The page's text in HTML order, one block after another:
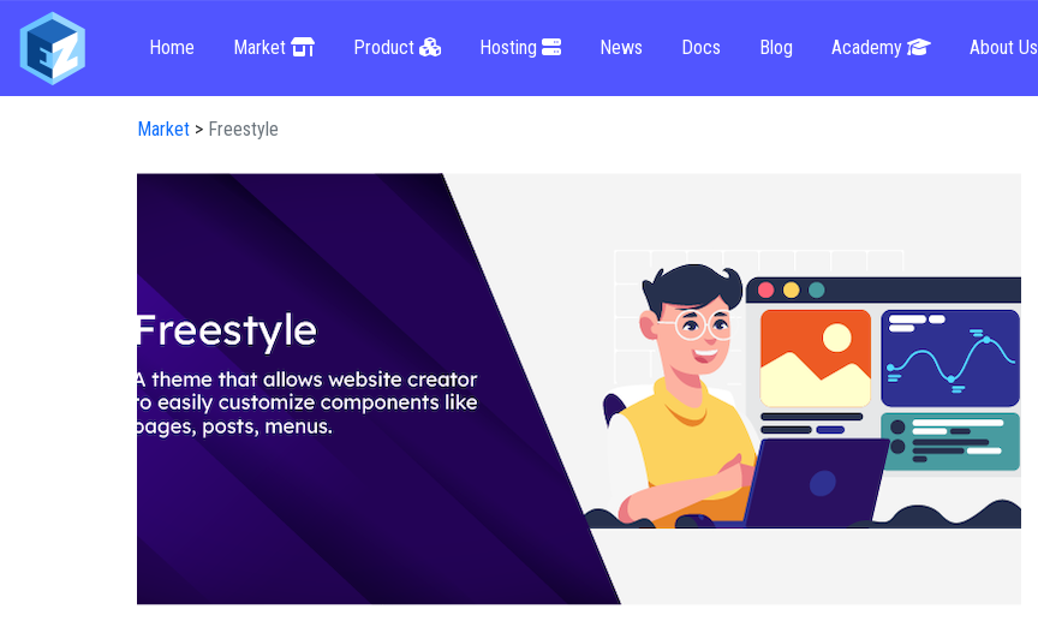
Home Market Product Hosting News Docs Blog Academy About Us
Market > Freestyle